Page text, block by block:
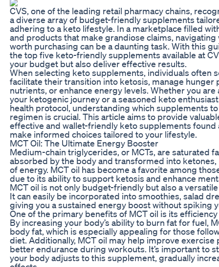
CVS, one of the leading retail pharmacy chains,
a diverse array of budget-friendly supplements
adhering to a keto lifestyle. In a marketplace filled
and products that make grandiose claims,
worth purchasing can be a daunting task. With this
the top five keto-friendly supplements available at
your budget but also deliver effective results.
When selecting keto supplements, individuals often
facilitate their transition into ketosis, manage hunger
nutrients, or enhance energy levels. Whether you
your ketogenic journey or a seasoned keto
health protocol, understanding which supplements
regimen is crucial. This article aims to provide
effective and wallet-friendly keto supplements found
make informed choices tailored to your lifestyle.
MCT Oil: The Ultimate Energy Booster
Medium-chain triglycerides, or MCTs, are saturated
absorbed by the body and transformed into
of energy. MCT oil has become a favorite among
due to its ability to support ketosis and enhance
MCT oil is not only budget-friendly but also a
It can easily be incorporated into smoothies, salad
giving you a sustained energy boost without spiking
One of the primary benefits of MCT oil is its
By increasing your body’s ability to burn fat for fuel,
body fat, which is especially appealing for those
diet. Additionally, MCT oil may help improve
better endurance during workouts. It’s important to
your body adjusts to this supplement, gradually